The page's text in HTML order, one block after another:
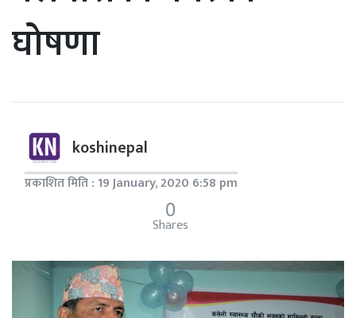
घोषणा
koshinepal
प्रकाशित मिति : 19 January, 2020 6:58 pm
0
Shares